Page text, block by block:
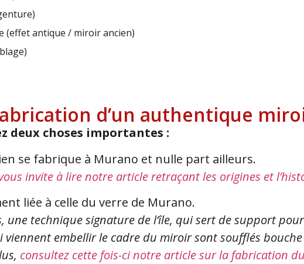
(effet antique / miroir ancien)
d’un authentique
deux choses importantes :
se fabrique à Murano et nulle part ailleurs.
invite à lire notre article retraçant les origines et
liée à celle du verre de Murano.
une technique signature de l‘île, qui sert de support
viennent embellir le cadre du miroir sont soufflés
consultez cette fois-ci notre article sur la fabrication